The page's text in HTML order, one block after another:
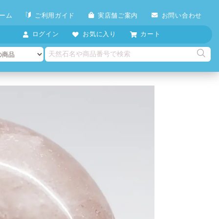
ム ご利用ガイド 実店舗ご案内 お問い合わせ
ログイン お気に入り カート